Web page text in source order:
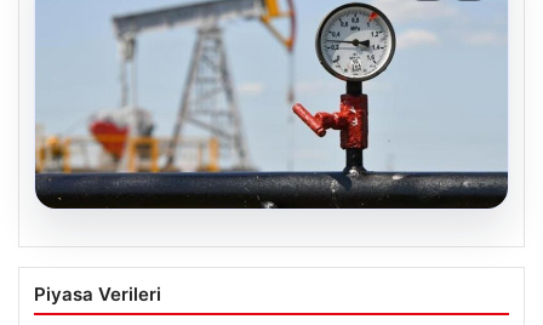
25 Mayıs Petrol Fiyatlarında Düşüş:
Brent ve WTI Güncel Durum
Piyasa Verileri